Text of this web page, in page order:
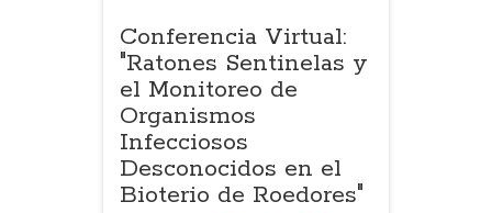
Conferencia Virtual:
"Ratones Sentinelas y
el Monitoreo de
Organismos
Infecciosos
Desconocidos en el
Bioterio de Roedores"